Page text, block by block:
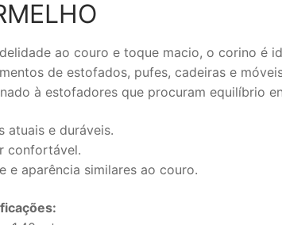
ao couro e toque macio, o corino é
de estofados, pufes, cadeiras e
à estofadores que procuram equilíbrio
atuais e duráveis.
confortável.
e aparência similares ao couro.